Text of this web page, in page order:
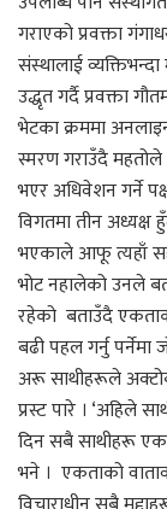
गराएको प्रवक्ता
संस्थालाई
उद्धृत गर्दै प्रवक्ता
भेटका क्रममा
स्मरण गराउँदै महतोले
भएर अधिवेशन गर्ने
विगतमा तीन अध्यक्ष
भएकाले आफू त्यहाँ
भोट नहालेको उनले
रहेको बताउँदै
बढी पहल गर्नु
अरू साथीहरूले
प्रस्ट पारे । ‘अहिले
दिन सबै साथीहरू एक
भने । एकताको